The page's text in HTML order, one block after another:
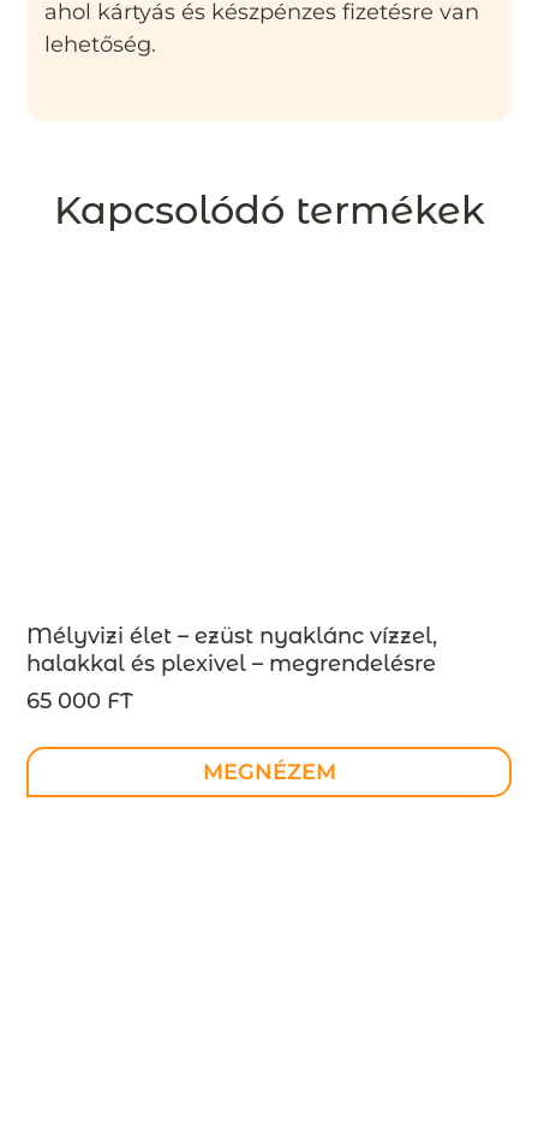
ahol kártyás és készpénzes fizetésre van
lehetőség.
Kapcsolódó termékek
Mélyvizi élet – ezüst nyaklánc vízzel,
halakkal és plexivel – megrendelésre
65 000 FT
MEGNÉZEM